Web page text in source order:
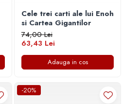
Cele trei carti ale lui Enoh
si Cartea Gigantilor
74,00 Lei
63,43 Lei
Adauga in cos
-20%